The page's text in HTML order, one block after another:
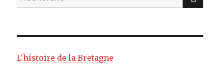
pour
L'histoire de la Bretagne